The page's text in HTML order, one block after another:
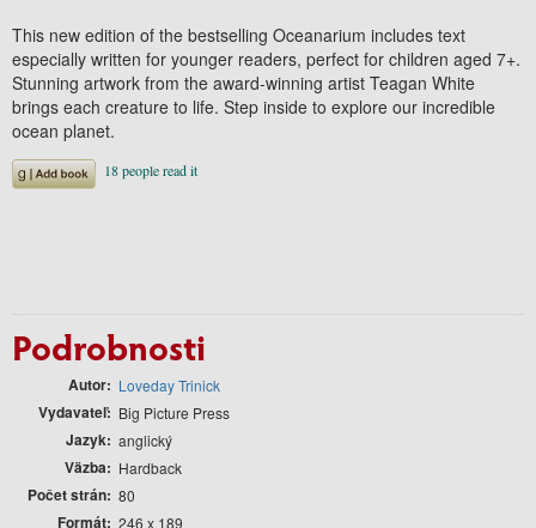
This new edition of the bestselling Oceanarium includes text
especially written for younger readers, perfect for children aged 7+.
Stunning artwork from the award-winning artist Teagan White
brings each creature to life. Step inside to explore our incredible
ocean planet.
Podrobnosti
Autor Loveday Trinick
Vydavateľ Big Picture Press
Jazyk anglický
Väzba Hardback
Počet strán 80
Formát 246 x 189